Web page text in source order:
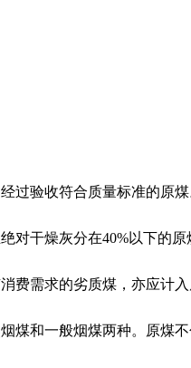
验收符合质量标准的原煤
对干燥灰分在40%以下的
费需求的劣质煤，亦应计
煤和一般烟煤两种。原煤